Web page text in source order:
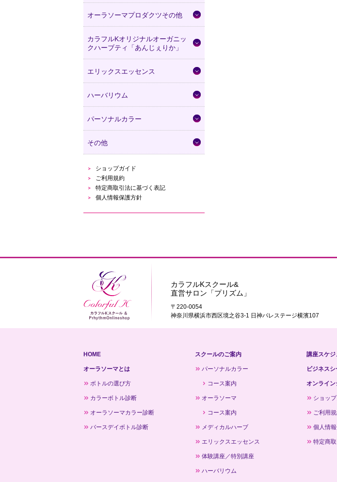
オーラソーマプロダクツその他
カラフルKオリジナルオーガニッ
クハーブティ「あんじぇりか」
エリックスエッセンス
ハーバリウム
パーソナルカラー
その他
ショップガイド
ご利用規約
特定商取引法に基づく表記
個人情報保護方針
カラフルKスクール&
直営サロン「プリズム」
〒220-0054
神奈川県横浜市西区境之谷3-1 日神パレステージ横濱107
HOME
オーラソーマとは
ボトルの選び方
カラーボトル診断
オーラソーマカラー診断
バースデイボトル診断
スクールのご案内
パーソナルカラー
コース案内
オーラソーマ
コース案内
メディカルハーブ
エリックスエッセンス
体験講座／特別講座
ハーバリウム
講座スケジ
ビジネスシ
オンライン
ショッ
ご利用
個人情
特定商